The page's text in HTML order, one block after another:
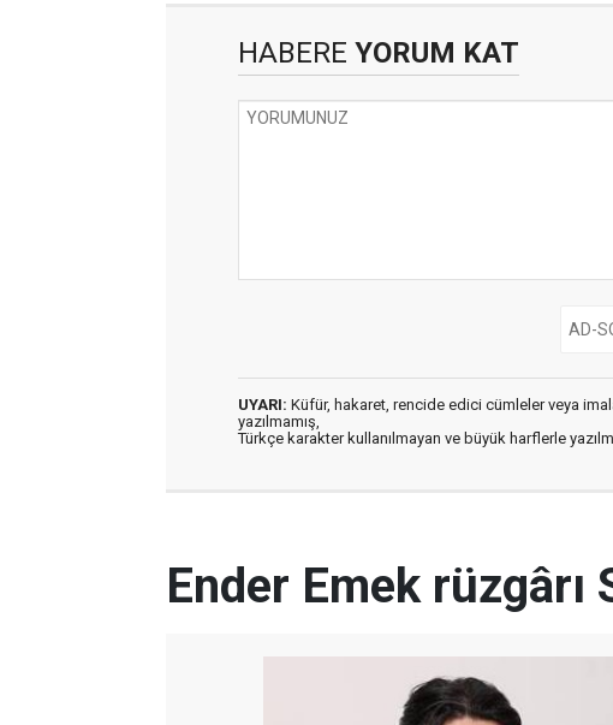
HABERE YORUM KAT
UYARI: Küfür, hakaret, rencide edici cümleler veya
yazılmamış,
Türkçe karakter kullanılmayan ve büyük harflerle
Ender Emek rüzgârı